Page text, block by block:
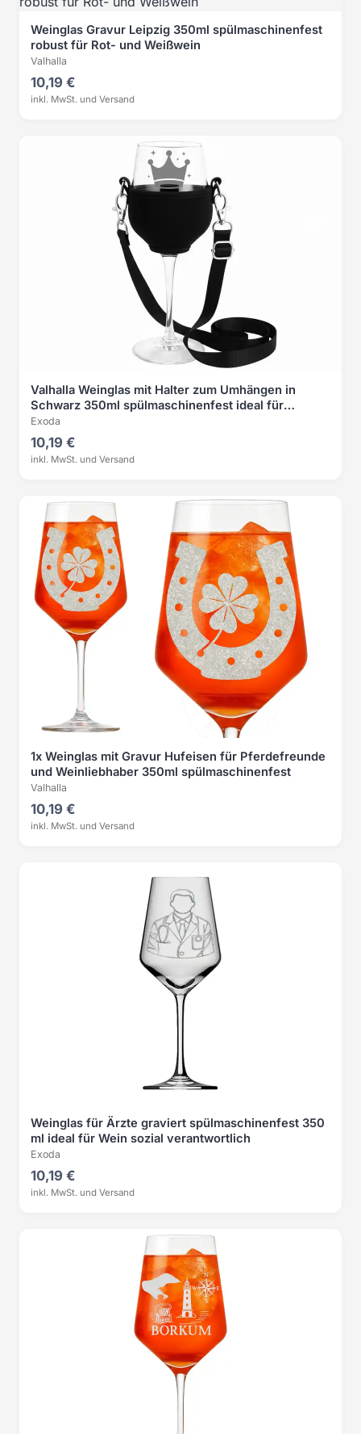
Weinglas Gravur Leipzig 350ml spülmaschinenfest
robust für Rot- und Weißwein
Valhalla
10,19 €
inkl. MwSt. und Versand
Valhalla Weinglas mit Halter zum Umhängen in
Schwarz 350ml spülmaschinenfest ideal für
Geselligkeit
Exoda
10,19 €
inkl. MwSt. und Versand
1x Weinglas mit Gravur Hufeisen für Pferdefreunde
und Weinliebhaber 350ml spülmaschinenfest
Valhalla
10,19 €
inkl. MwSt. und Versand
Weinglas für Ärzte graviert spülmaschinenfest 350
ml ideal für Wein sozial verantwortlich
Exoda
10,19 €
inkl. MwSt. und Versand